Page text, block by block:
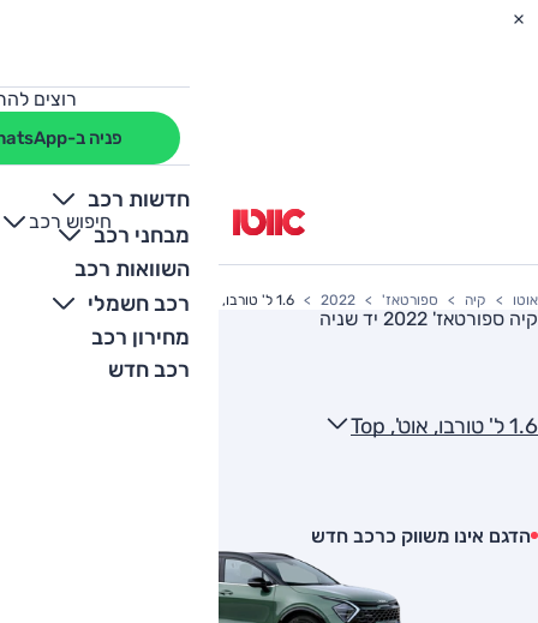
רוצים
פניה ב-WhatsApp
חדשות רכב
מבחני רכב
השוואות רכב
רכב חשמלי
מחירון רכב
רכב חדש
חיפוש רכב
+
-
אוטו קיה ספורטאז' 2022 1.6 ל' טורבו, אוט', Top
קיה ספורטאז' 2022 יד שניה
1.6 ל' טורבו, אוט', Top
הדגם אינו משווק כרכב חדש